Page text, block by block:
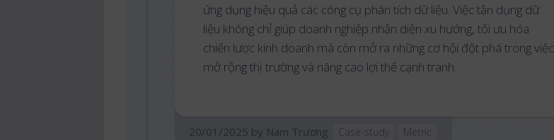
ứng dụng hiệu quả các công cụ phân tích dữ liệu. Việc tận dụng dữ
liệu không chỉ giúp doanh nghiệp nhận diện xu hướng, tối ưu hóa
chiến lược kinh doanh mà còn mở ra những cơ hội đột phá trong việc
mở rộng thị trường và nâng cao lợi thế cạnh tranh.
20/01/2025 by Nam Trương Case-study Metric